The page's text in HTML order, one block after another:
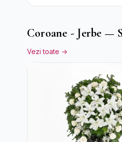
Coroane - Jerbe —
Vezi toate →